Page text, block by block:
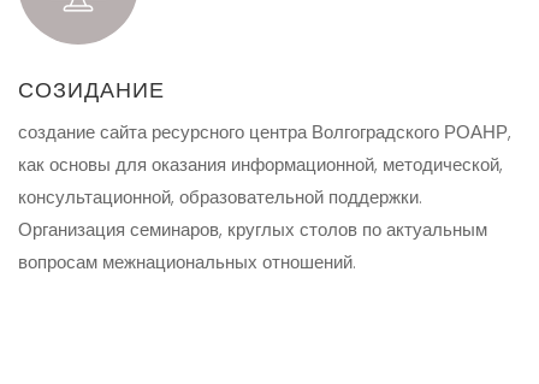
СОЗИДАНИЕ
создание сайта ресурсного центра Волгоградского РОАНР,
как основы для оказания информационной, методической,
консультационной, образовательной поддержки.
Организация семинаров, круглых столов по актуальным
вопросам межнациональных отношений.